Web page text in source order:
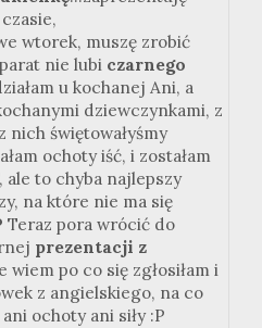
wtorek, muszę zrobić
nie lubi czarnego
u kochanej Ani, a
dziewczynkami, z
świętowałyśmy
ochoty iść, i zostałam
to chyba najlepszy
na które nie ma się
Teraz pora wrócić do
prezentacji z
wiem po co się zgłosiłam i
z angielskiego, na co
ochoty ani siły :P